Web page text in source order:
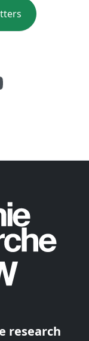
research